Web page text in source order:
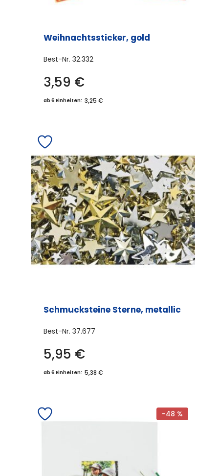
Weihnachtssticker, gold
Best-Nr. 32.332
3,59 €
ab 6 Einheiten: 3,25 €
Schmucksteine Sterne, metallic
Best-Nr. 37.677
5,95 €
ab 6 Einheiten: 5,38 €
-48 %